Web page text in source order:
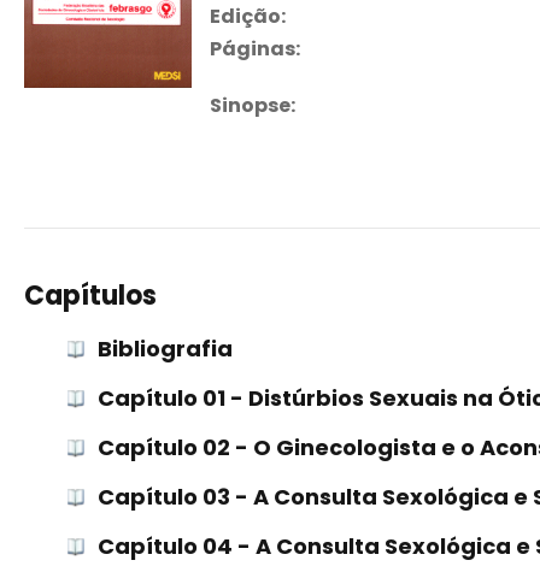
Edição:
Páginas:
Sinopse:
Capítulos
Bibliografia
Capítulo 01 - Distúrbios Sexuais na
Capítulo 02 - O Ginecologista e o
Capítulo 03 - A Consulta Sexológica
Capítulo 04 - A Consulta Sexológica